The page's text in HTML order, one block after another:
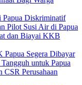
Papua Diskriminatif
Pilot Susi Air di Papua
dan Biayai KKB
Papua Segera Dibayar
untuk Papua
Perusahaan